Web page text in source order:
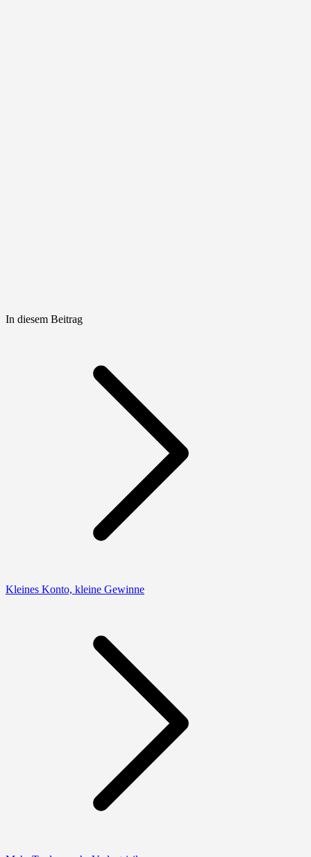
In diesem Beitrag
Kleines Konto, kleine Gewinne